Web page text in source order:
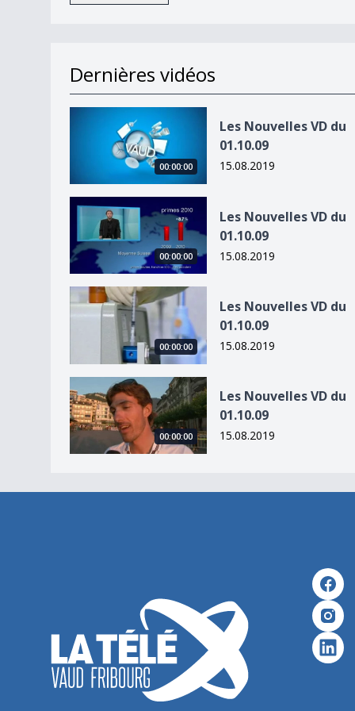
Dernières vidéos
Les Nouvelles VD du 01.10.09
00:00:00
Les Nouvelles VD du
01.10.09
15.08.2019
Les Nouvelles VD du 01.10.09
00:00:00
Les Nouvelles VD du
01.10.09
15.08.2019
Les Nouvelles VD du 01.10.09
00:00:00
Les Nouvelles VD du
01.10.09
15.08.2019
Les Nouvelles VD du 01.10.09
00:00:00
Les Nouvelles VD du
01.10.09
15.08.2019